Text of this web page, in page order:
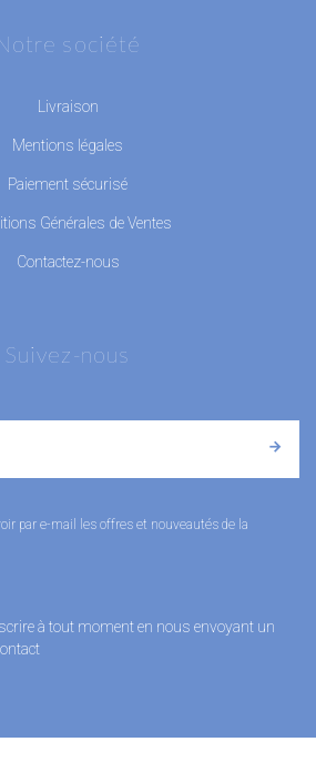
société
Livraison
Mentions légales
Paiement sécurisé
Générales de Ventes
Contactez-nous
Suivez-nous
par e-mail les offres et nouveautés de la
à tout moment en nous envoyant un